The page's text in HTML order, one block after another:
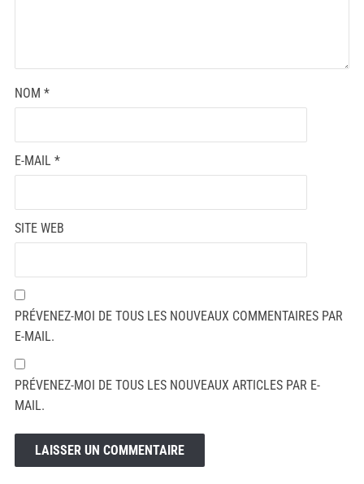
NOM *
E-MAIL *
SITE WEB
PRÉVENEZ-MOI DE TOUS LES NOUVEAUX COMMENTAIRES PAR
E-MAIL.
PRÉVENEZ-MOI DE TOUS LES NOUVEAUX ARTICLES PAR E-
MAIL.